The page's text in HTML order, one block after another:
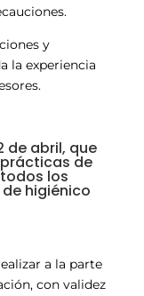
y
la experiencia
de abril, que
de
los
higiénico
a la parte
con validez